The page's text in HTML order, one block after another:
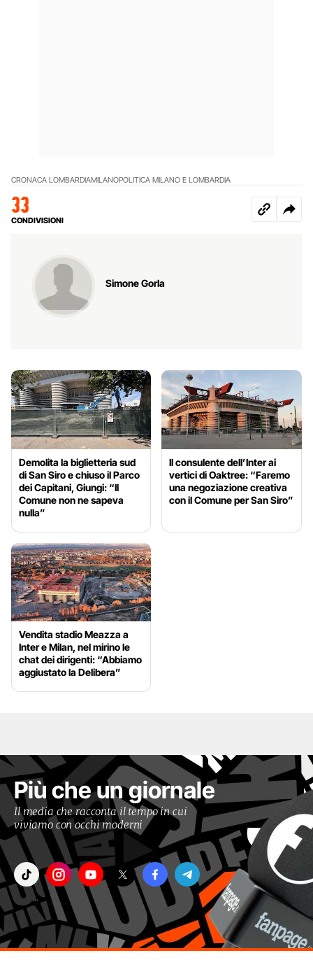
CRONACA LOMBARDIAMILANOPOLITICA MILANO E LOMBARDIA
33
CONDIVISIONI
Simone Gorla
Demolita la biglietteria sud
di San Siro e chiuso il Parco
dei Capitani, Giungi: “Il
Comune non ne sapeva
nulla”
Il consulente dell’Inter ai
vertici di Oaktree: “Faremo
una negoziazione creativa
con il Comune per San Siro”
Vendita stadio Meazza a
Inter e Milan, nel mirino le
chat dei dirigenti: “Abbiamo
aggiustato la Delibera”
Più che un giornale
Il media che racconta il tempo in cui
viviamo con occhi moderni